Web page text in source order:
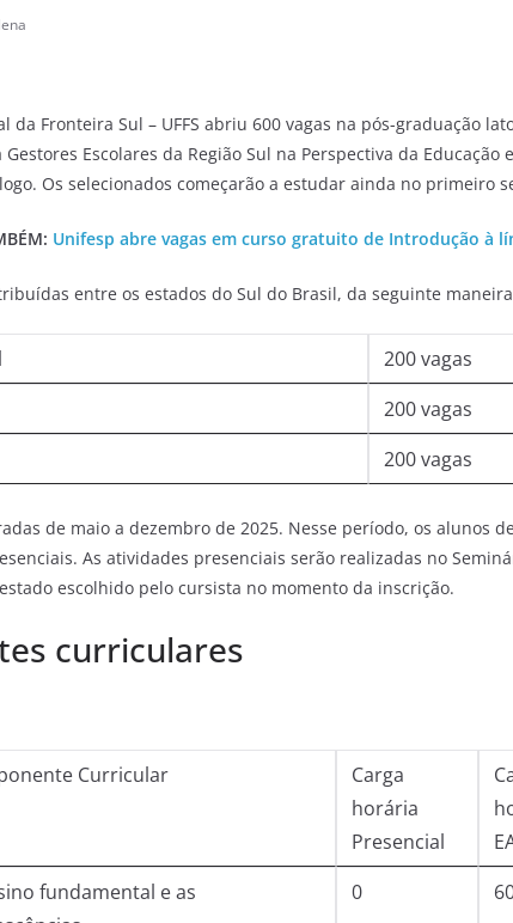
da Fronteira Sul – UFFS abriu 600 vagas na pós-graduação
Escolares da Região Sul na Perspectiva da Educação
Os selecionados começarão a estudar ainda no primeiro
Unifesp abre vagas em curso gratuito de Introdução à
entre os estados do Sul do Brasil, da seguinte
200 vagas
200 vagas
200 vagas
de maio a dezembro de 2025. Nesse período, os alunos
As atividades presenciais serão realizadas no
escolhido pelo cursista no momento da inscrição.
curriculares
Curricular
Carga
horária
Presencial
fundamental e as
0